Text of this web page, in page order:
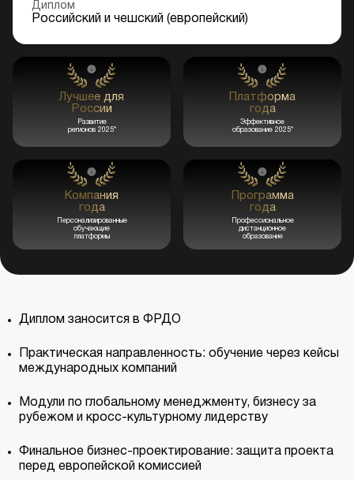
Лучшее для
России
Развитие
регионов 2025*
Платформа
года
Эффективное
образование 2025*
Компания
года
Персонализированные
обучающие
платформы
Программа
года
Профессиональное
дистанционное
образование
Диплом
Российский и чешский (европейский)
Диплом заносится в ФРДО
Практическая направленность: обучение через кейсы
международных компаний
Модули по глобальному менеджменту, бизнесу за
рубежом и кросс-культурному лидерству
Финальное бизнес-проектирование: защита проекта
перед европейской комиссией